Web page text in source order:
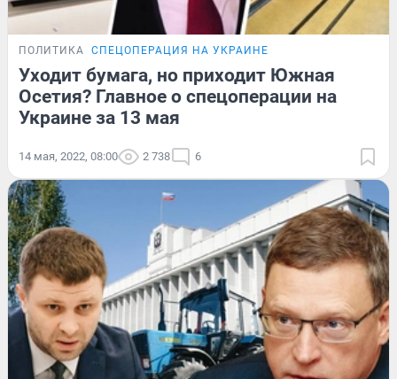
ПОЛИТИКА СПЕЦОПЕРАЦИЯ НА УКРАИНЕ
Уходит бумага, но приходит Южная
Осетия? Главное о спецоперации на
Украине за 13 мая
14 мая, 2022, 08:00 2 738 6